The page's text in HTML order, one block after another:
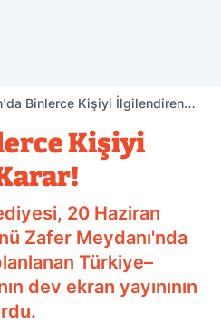
Binlerce Kişiyi İlgilendiren
Kişiyi
20 Haziran
Zafer Meydanı'nda
Türkiye–
dev ekran yayınının